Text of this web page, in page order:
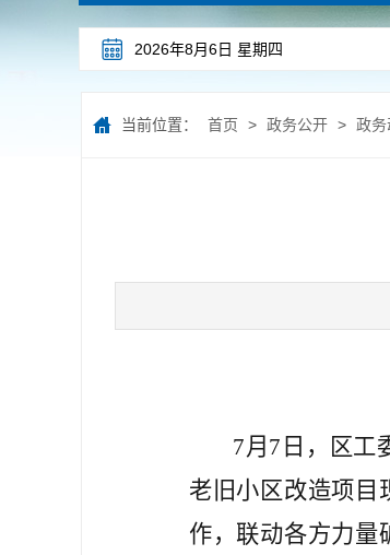
2026年8月6日 星期四
当前位置： 首页 > 政务公开 > 政务
7月7日，区工
老旧小区改造项目
作，联动各方力量